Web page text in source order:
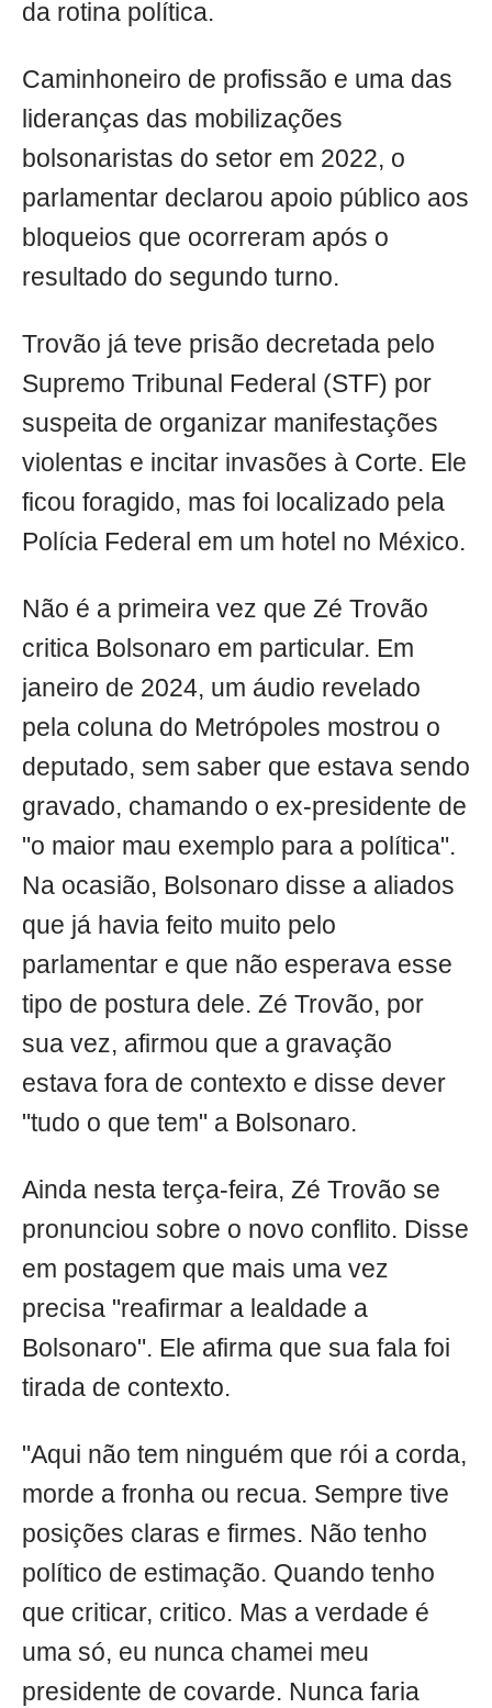
da rotina política.
Caminhoneiro de profissão e uma das
lideranças das mobilizações
bolsonaristas do setor em 2022, o
parlamentar declarou apoio público aos
bloqueios que ocorreram após o
resultado do segundo turno.
Trovão já teve prisão decretada pelo
Supremo Tribunal Federal (STF) por
suspeita de organizar manifestações
violentas e incitar invasões à Corte. Ele
ficou foragido, mas foi localizado pela
Polícia Federal em um hotel no México.
Não é a primeira vez que Zé Trovão
critica Bolsonaro em particular. Em
janeiro de 2024, um áudio revelado
pela coluna do Metrópoles mostrou o
deputado, sem saber que estava sendo
gravado, chamando o ex-presidente de
"o maior mau exemplo para a política".
Na ocasião, Bolsonaro disse a aliados
que já havia feito muito pelo
parlamentar e que não esperava esse
tipo de postura dele. Zé Trovão, por
sua vez, afirmou que a gravação
estava fora de contexto e disse dever
"tudo o que tem" a Bolsonaro.
Ainda nesta terça-feira, Zé Trovão se
pronunciou sobre o novo conflito. Disse
em postagem que mais uma vez
precisa "reafirmar a lealdade a
Bolsonaro". Ele afirma que sua fala foi
tirada de contexto.
"Aqui não tem ninguém que rói a corda,
morde a fronha ou recua. Sempre tive
posições claras e firmes. Não tenho
político de estimação. Quando tenho
que criticar, critico. Mas a verdade é
uma só, eu nunca chamei meu
presidente de covarde. Nunca faria